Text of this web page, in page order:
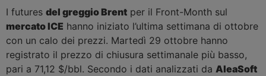
I futures del greggio Brent per il Front-Month sul
mercato ICE hanno iniziato l’ultima settimana di ottobre
con un calo dei prezzi. Martedì 29 ottobre hanno
registrato il prezzo di chiusura settimanale più basso,
pari a 71,12 $/bbl. Secondo i dati analizzati da AleaSoft